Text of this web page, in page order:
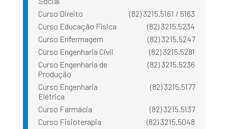
Curso Direito
(82) 3215.5161 / 5163
Curso Educação Física
(82) 3215.5234
Curso Enfermagem
(82) 3215.5247
Curso Engenharia Civil
(82) 3215.5281
Curso Engenharia de
Produção
(82) 3215.5236
Curso Engenharia
Elétrica
(82) 3215.5177
Curso Farmácia
(82) 3215.5137
Curso Fisioterapia
(82) 3215.5048